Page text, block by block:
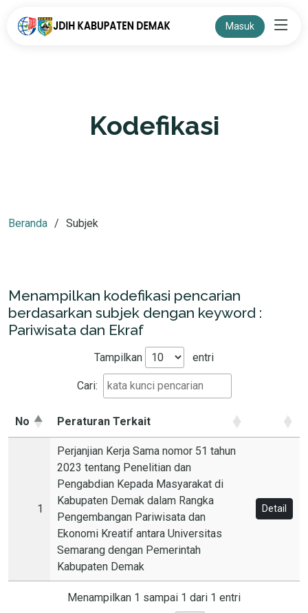
Masuk
Kodefikasi
Beranda Subjek
Menampilkan kodefikasi pencarian
berdasarkan subjek dengan keyword :
Pariwisata dan Ekraf
Tampilkan entri
Cari:
No Peraturan Terkait
1
Perjanjian Kerja Sama nomor 51 tahun
2023 tentang Penelitian dan
Pengabdian Kepada Masyarakat di
Kabupaten Demak dalam Rangka
Pengembangan Pariwisata dan
Ekonomi Kreatif antara Universitas
Semarang dengan Pemerintah
Kabupaten Demak
Detail
Menampilkan 1 sampai 1 dari 1 entri